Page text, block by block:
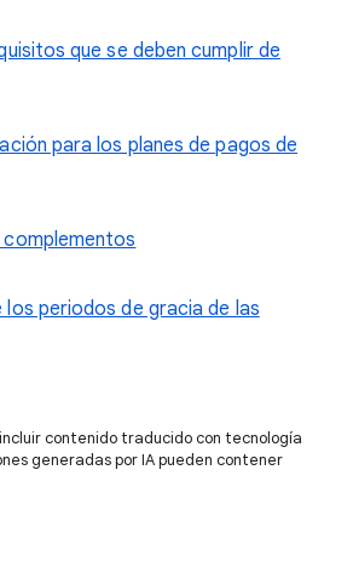
que se deben cumplir de
para los planes de pagos de
periodos de gracia de las
contenido traducido con tecnología
generadas por IA pueden contener